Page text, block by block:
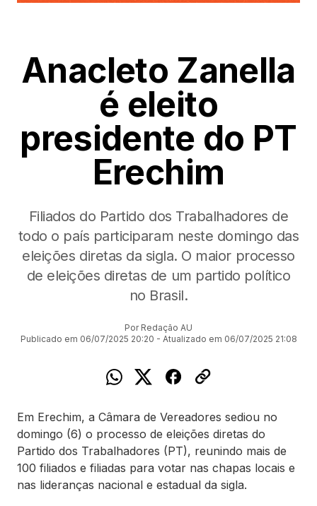
Anacleto Zanella
é eleito
presidente do PT
Erechim
Filiados do Partido dos Trabalhadores de
todo o país participaram neste domingo das
eleições diretas da sigla. O maior processo
de eleições diretas de um partido político
no Brasil.
Por Redação AU
Publicado em 06/07/2025 20:20 - Atualizado em 06/07/2025 21:08
Em Erechim, a Câmara de Vereadores sediou no
domingo (6) o processo de eleições diretas do
Partido dos Trabalhadores (PT), reunindo mais de
100 filiados e filiadas para votar nas chapas locais e
nas lideranças nacional e estadual da sigla.